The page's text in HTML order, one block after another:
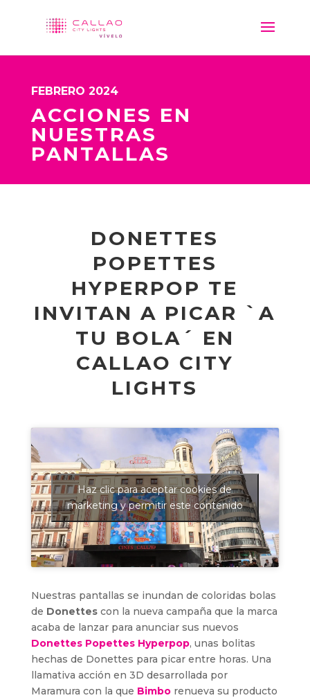
FEBRERO 2024
ACCIONES EN
NUESTRAS
PANTALLAS
DONETTES
POPETTES
HYPERPOP TE
INVITAN A PICAR `A
TU BOLA´ EN
CALLAO CITY
LIGHTS
Haz clic para aceptar cookies de
marketing y permitir este contenido
Nuestras pantallas se inundan de coloridas bolas
de Donettescon la nueva campaña que la marca
acaba de lanzar para anunciar sus nuevos
Donettes Popettes Hyperpop, unas bolitas
hechas de Donettes para picar entre horas. Una
llamativa acción en 3D desarrollada por
Maramura con la que Bimborenueva su producto